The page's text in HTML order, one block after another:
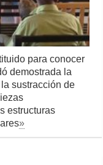
para conocer
demostrada la
sustracción de
estructuras
»